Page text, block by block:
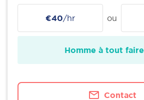
€40/hr ou
Homme à tout faire
Contact